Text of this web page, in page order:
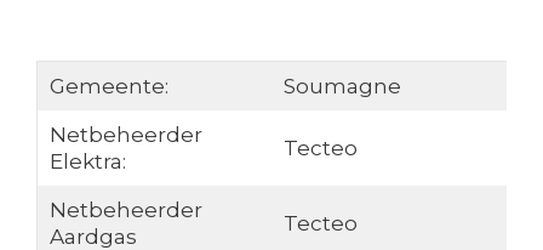
Gemeente:
Soumagne
Netbeheerder
Elektra:
Tecteo
Netbeheerder
Aardgas
Tecteo